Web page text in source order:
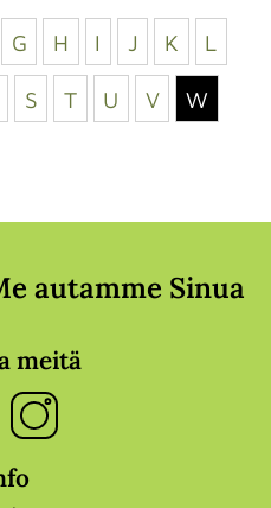
G H I J K L
S T U V W
autamme Sinua
meitä